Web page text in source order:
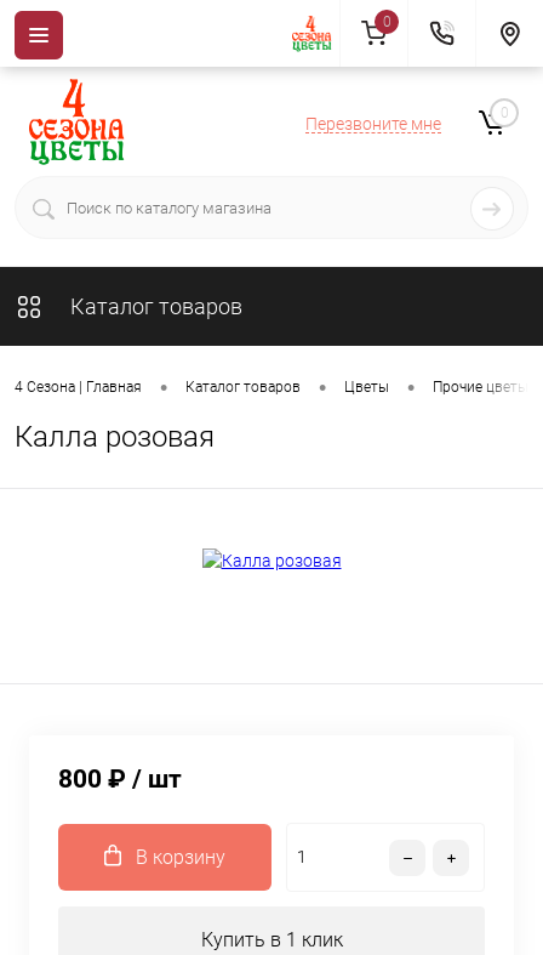
Перезвоните мне
0
Каталог товаров
4 Сезона | Главная • Каталог товаров • Цветы • Прочие цветы
Калла розовая
800 ₽ / шт
В корзину
Купить в 1 клик
0